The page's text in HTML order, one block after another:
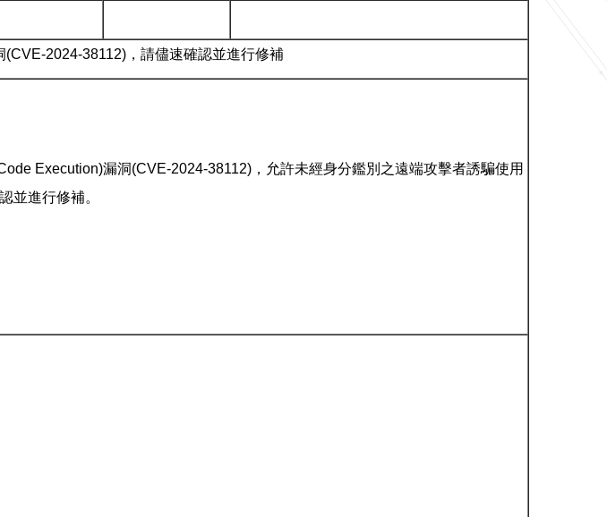
2024-38112)，請儘速確認並進行修補
Execution)漏洞(CVE-2024-38112)，允許未經身分鑑別之遠端攻擊者誘騙使用
並進行修補。